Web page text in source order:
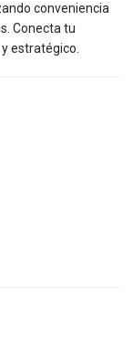
conveniencia
Conecta tu
estratégico.